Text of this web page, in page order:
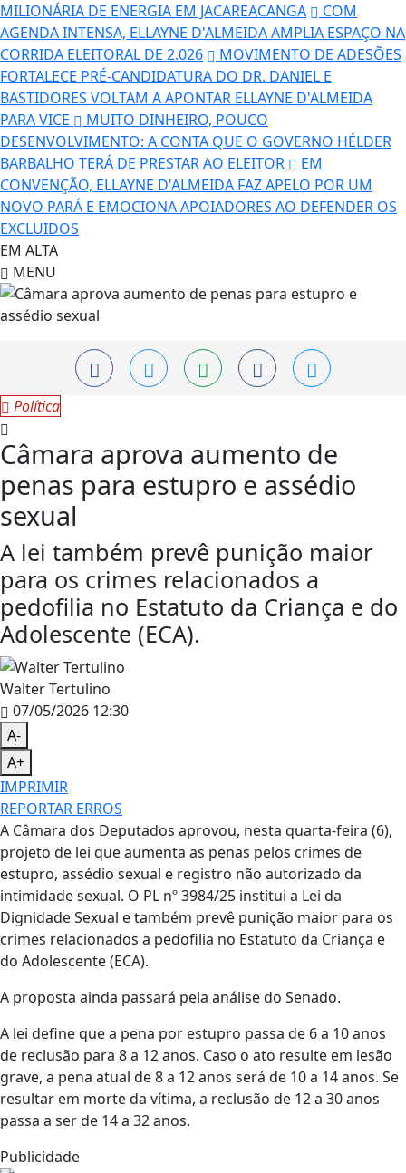
MILIONÁRIA DE ENERGIA EM JACAREACANGA
COM
AGENDA INTENSA, ELLAYNE D'ALMEIDA AMPLIA ESPAÇO NA
CORRIDA ELEITORAL DE 2.026
MOVIMENTO DE ADESÕES
FORTALECE PRÉ-CANDIDATURA DO DR. DANIEL E
BASTIDORES VOLTAM A APONTAR ELLAYNE D'ALMEIDA
PARA VICE
MUITO DINHEIRO, POUCO
DESENVOLVIMENTO: A CONTA QUE O GOVERNO HÉLDER
BARBALHO TERÁ DE PRESTAR AO ELEITOR
EM
CONVENÇÃO, ELLAYNE D'ALMEIDA FAZ APELO POR UM
NOVO PARÁ E EMOCIONA APOIADORES AO DEFENDER OS
EXCLUIDOS
EM ALTA
MENU
Política
Câmara aprova aumento de
penas para estupro e assédio
sexual
A lei também prevê punição maior
para os crimes relacionados a
pedofilia no Estatuto da Criança e do
Adolescente (ECA).
Walter Tertulino
07/05/2026 12:30
A-
A+
IMPRIMIR
REPORTAR ERROS
A Câmara dos Deputados aprovou, nesta quarta-feira (6),
projeto de lei que aumenta as penas pelos crimes de
estupro, assédio sexual e registro não autorizado da
intimidade sexual. O PL nº 3984/25 institui a Lei da
Dignidade Sexual e também prevê punição maior para os
crimes relacionados a pedofilia no Estatuto da Criança e
do Adolescente (ECA).
A proposta ainda passará pela análise do Senado.
A lei define que a pena por estupro passa de 6 a 10 anos
de reclusão para 8 a 12 anos. Caso o ato resulte em lesão
grave, a pena atual de 8 a 12 anos será de 10 a 14 anos. Se
resultar em morte da vítima, a reclusão de 12 a 30 anos
passa a ser de 14 a 32 anos.
Publicidade